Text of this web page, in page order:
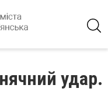
удар.